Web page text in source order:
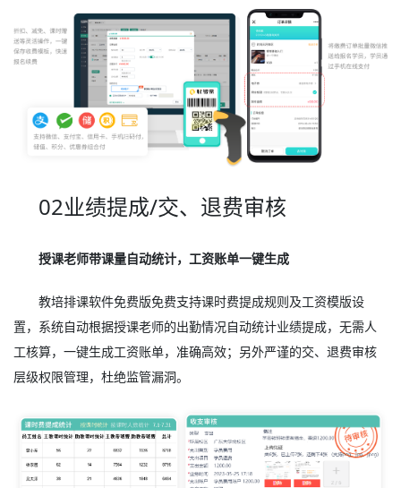
02业绩提成/交、退费审核
授课老师带课量自动统计，工资账单一键生成
教培排课软件免费版免费支持课时费提成规则及工资模版设
置，系统自动根据授课老师的出勤情况自动统计业绩提成，无需人
工核算，一键生成工资账单，准确高效；另外严谨的交、退费审核
层级权限管理，杜绝监管漏洞。